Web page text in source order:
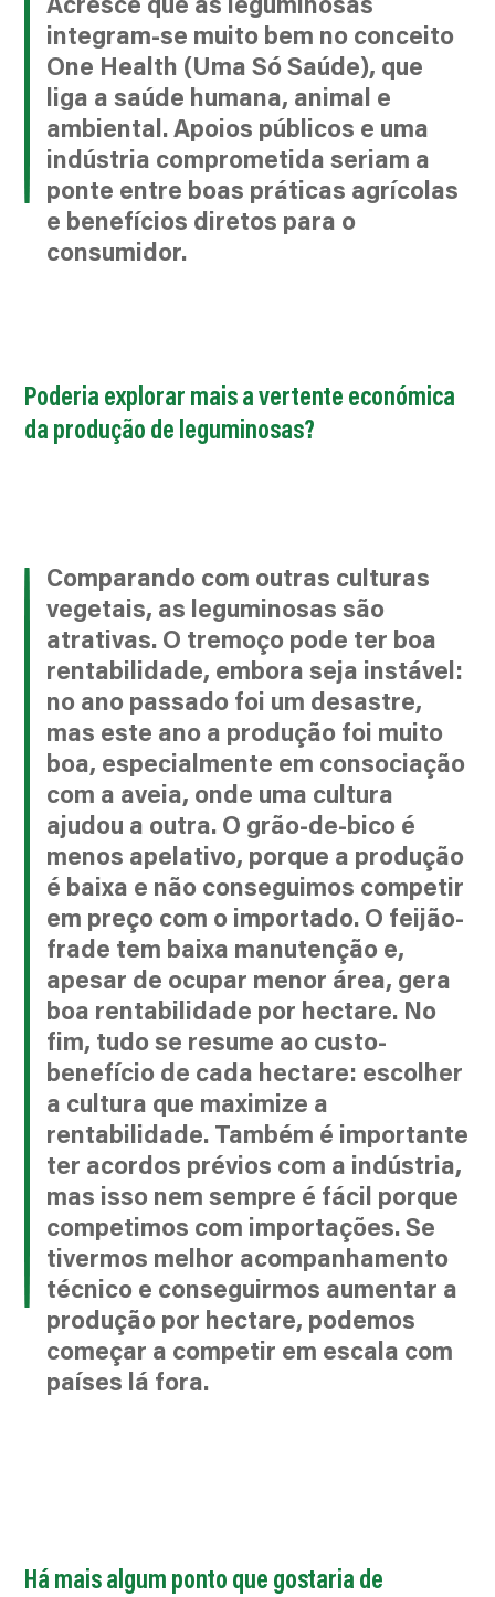
Acresce que as leguminosas
integram-se muito bem no conceito
One Health (Uma Só Saúde), que
liga a saúde humana, animal e
ambiental. Apoios públicos e uma
indústria comprometida seriam a
ponte entre boas práticas agrícolas
e benefícios diretos para o
consumidor.
Poderia explorar mais a vertente económica
da produção de leguminosas?
Comparando com outras culturas
vegetais, as leguminosas são
atrativas. O tremoço pode ter boa
rentabilidade, embora seja instável:
no ano passado foi um desastre,
mas este ano a produção foi muito
boa, especialmente em consociação
com a aveia, onde uma cultura
ajudou a outra. O grão-de-bico é
menos apelativo, porque a produção
é baixa e não conseguimos competir
em preço com o importado. O feijão-
frade tem baixa manutenção e,
apesar de ocupar menor área, gera
boa rentabilidade por hectare. No
fim, tudo se resume ao custo-
benefício de cada hectare: escolher
a cultura que maximize a
rentabilidade. Também é importante
ter acordos prévios com a indústria,
mas isso nem sempre é fácil porque
competimos com importações. Se
tivermos melhor acompanhamento
técnico e conseguirmos aumentar a
produção por hectare, podemos
começar a competir em escala com
países lá fora.
Há mais algum ponto que gostaria de